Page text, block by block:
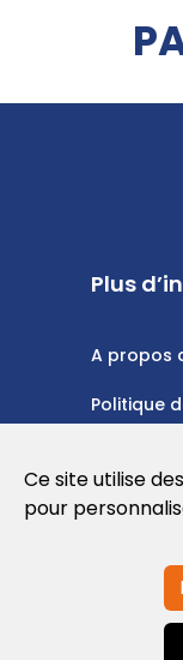
Plus
A propos
Politique
Ce site utilise
pour